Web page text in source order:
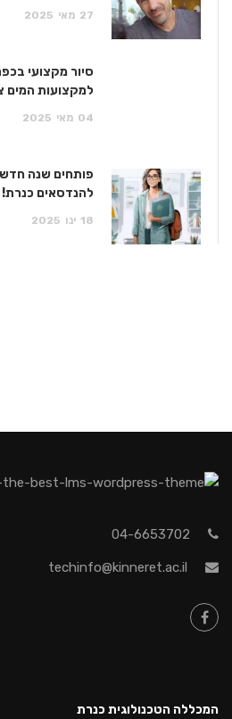
27 מאי 2025
סיור מקצועי
למקצועות המים
04 מאי 2025
פותחים שנה
להנדסאים כנרת!
18 ינו 2025
04-6653702
techinfo@kinneret.ac.il
המכללה הטכנולוגית כנרת